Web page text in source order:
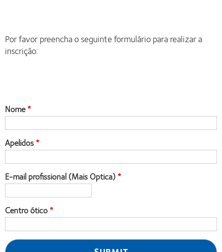
Por favor preencha o seguinte formulário para realizar a
inscrição:
Nome
Apelidos
E-mail profissional (Mais Optica)
Centro ótico